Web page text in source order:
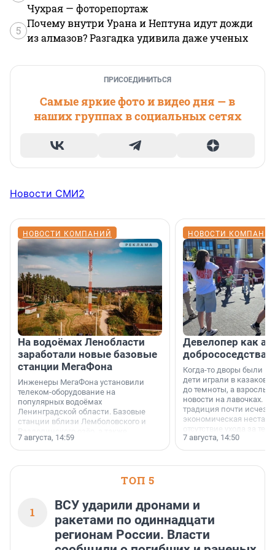
Чухрая — фоторепортаж
5
Почему внутри Урана и Нептуна идут дожди
из алмазов? Разгадка удивила даже ученых
ПРИСОЕДИНИТЬСЯ
Самые яркие фото и видео дня — в
наших группах в социальных сетях
Новости СМИ2
НОВОСТИ КОМПАНИЙ
На водоёмах Ленобласти
заработали новые базовые
станции МегаФона
Инженеры МегаФона установили
телеком-оборудование на
популярных водоёмах
Ленинградской области. Базовые
станции вблизи Лемболовского и
недалеко от Большого Тосненского
водопада.
7 августа, 14:59
НОВОСТИ
Девелопер как
добрососедства
Когда-то дворы были
дети играли в казаков-
до темноты, а
новости на лавочках. В
традиция почти
экономическая
отсутствие ухода за
сделали своё дело.
7 августа, 14:50
ТОП 5
1
ВСУ ударили дронами и
ракетами по одиннадцати
регионам России. Власти